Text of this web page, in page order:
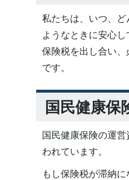
私たちは、いつ、
ようなときに安心
保険税を出し合い
です。
国民健康保
国民健康保険の運
われています。
もし保険税が滞納